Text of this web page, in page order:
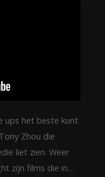
ups het beste kunt
Zhou die
liet zien. Weer
zijn films die in…